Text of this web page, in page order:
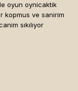
oyun oynicaktik
kopmus ve sanirim
sıkılıyor